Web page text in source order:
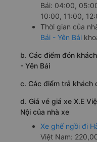
Bái: 04:00,
10:00, 11:00,
Thời gian của
Bái - Yên Bái
b. Các điểm đón
- Yên Bái
c. Các điểm trả khách
d. Giá vé giá xe X.E
Nội của nhà xe
Xe ghế ngồi đi
Việt Nam: